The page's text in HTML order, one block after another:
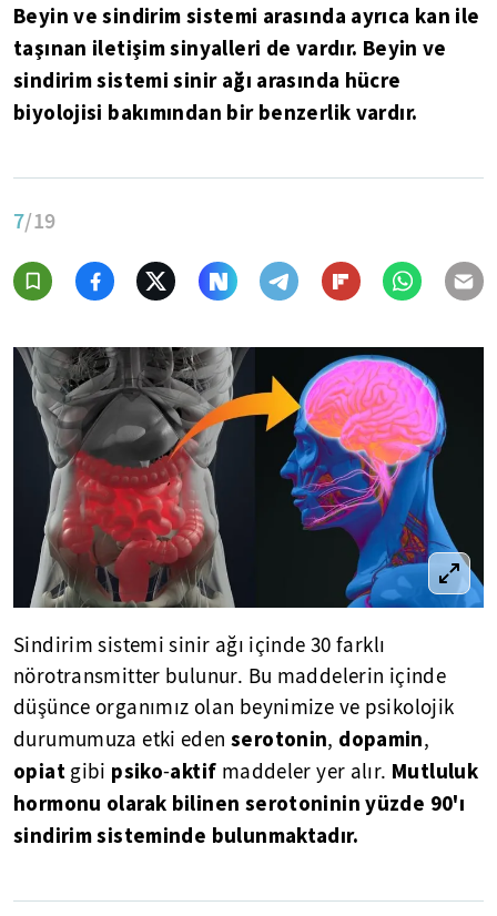
Beyin ve sindirim sistemi arasında ayrıca kan ile
taşınan iletişim sinyalleri de vardır. Beyin ve
sindirim sistemi sinir ağı arasında hücre
biyolojisi bakımından bir benzerlik vardır.
7/19
Sindirim sistemi sinir ağı içinde 30 farklı
nörotransmitter bulunur. Bu maddelerin içinde
düşünce organımız olan beynimize ve psikolojik
durumumuza etki eden serotonin, dopamin,
opiatgibi psiko-aktif maddeler yer alır. Mutluluk
hormonu olarak bilinen serotoninin yüzde 90'ı
sindirim sisteminde bulunmaktadır.